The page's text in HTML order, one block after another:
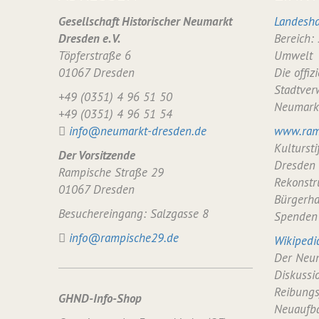
Gesellschaft Historischer Neumarkt
Dresden e. V.
Töpferstraße 6
01067 Dresden
+49 (0351) 4 96 51 50
+49 (0351) 4 96 51 54
info@neumarkt-dresden.de
Der Vorsitzende
Rampische Straße 29
01067 Dresden
Besuchereingang: Salzgasse 8
info@rampische29.de
GHND-Info-Shop
Umwelt
Die
Dresden
Spenden
Der